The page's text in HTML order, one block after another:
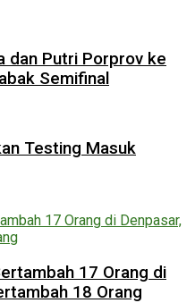
dan Putri Porprov ke
Semifinal
Testing Masuk
17 Orang di
18 Orang